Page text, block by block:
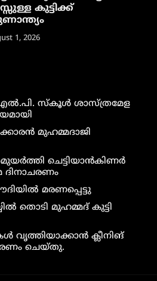
കുട്ടിക്ക്
1, 2026
സ്കൂൾ ശാസ്ത്രമേള
മുഹമ്മദാജി
ചെട്ടിയാൻകിണർ
ദിനാചരണം
മരണപ്പെട്ടു
തൊടി മുഹമ്മദ് കുട്ടി
വൃത്തിയാക്കാൻ ക്ലീനിങ്
ചെയ്തു.